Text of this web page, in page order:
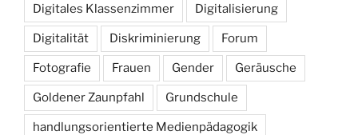
Digitales Klassenzimmer Digitalisierung
Digitalität Diskriminierung Forum
Fotografie Frauen Gender Geräusche
Goldener Zaunpfahl Grundschule
handlungsorientierte Medienpädagogik